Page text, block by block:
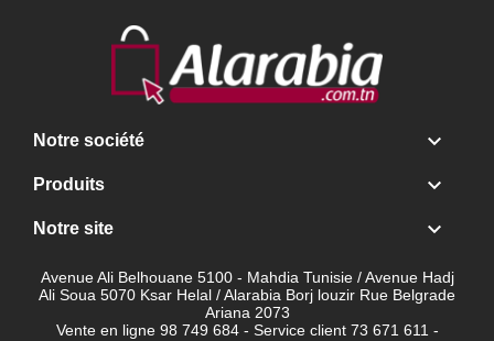
Notre société 
Produits 
Notre site 
Avenue Ali Belhouane 5100 - Mahdia Tunisie / Avenue Hadj
Ali Soua 5070 Ksar Helal / Alarabia Borj louzir Rue Belgrade
Ariana 2073
Vente en ligne 98 749 684 - Service client 73 671 611 -